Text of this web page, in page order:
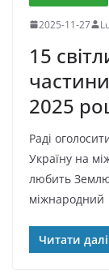
2025-11-27
15
2025
Раді
Україну на
любить
міжнародний
Читати далі